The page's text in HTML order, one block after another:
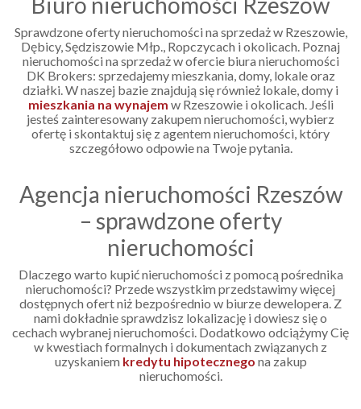
Sprawdzone oferty nieruchomości na sprzedaż w Rzeszowie,
Dębicy, Sędziszowie Młp., Ropczycach i okolicach. Poznaj
nieruchomości na sprzedaż w ofercie biura nieruchomości
DK Brokers: sprzedajemy mieszkania, domy, lokale oraz
działki. W naszej bazie znajdują się również lokale, domy i
mieszkania na wynajem w Rzeszowie i okolicach. Jeśli
jesteś zainteresowany zakupem nieruchomości, wybierz
ofertę i skontaktuj się z agentem nieruchomości, który
szczegółowo odpowie na Twoje pytania.
Agencja nieruchomości Rzeszów
– sprawdzone oferty
nieruchomości
Dlaczego warto kupić nieruchomości z pomocą pośrednika
nieruchomości? Przede wszystkim przedstawimy więcej
dostępnych ofert niż bezpośrednio w biurze dewelopera. Z
nami dokładnie sprawdzisz lokalizację i dowiesz się o
cechach wybranej nieruchomości. Dodatkowo odciążymy Cię
w kwestiach formalnych i dokumentach związanych z
uzyskaniem kredytu hipotecznego na zakup
nieruchomości.